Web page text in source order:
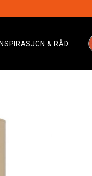
INSPIRASJON & RÅD